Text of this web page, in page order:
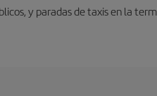
y paradas de taxis en la